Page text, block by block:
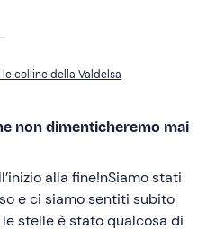
colline della Valdelsa
non dimenticheremo mai
alla fine!nSiamo stati
e ci siamo sentiti subito
stelle è stato qualcosa di